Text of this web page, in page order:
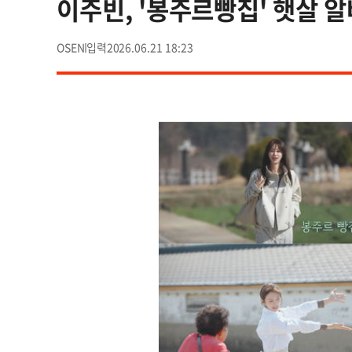
이주빈, '봉주르빵집' 햇살
OSEN 2026.06.21 18:23